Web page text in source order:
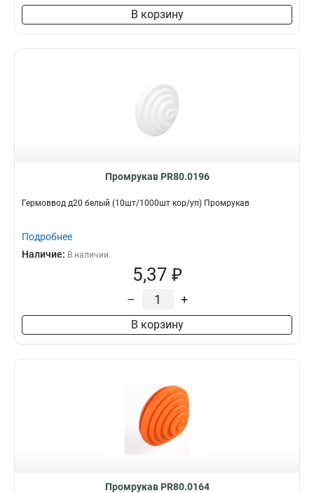
В корзину
Промрукав PR80.0196
Гермоввод д20 белый (10шт/1000шт кор/уп) Промрукав
Подробнее
Наличие: В наличии
5,37 ₽
– +
В корзину
Промрукав PR80.0164